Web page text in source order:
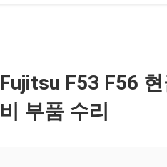
Fujitsu F53 F56
비 부품 수리